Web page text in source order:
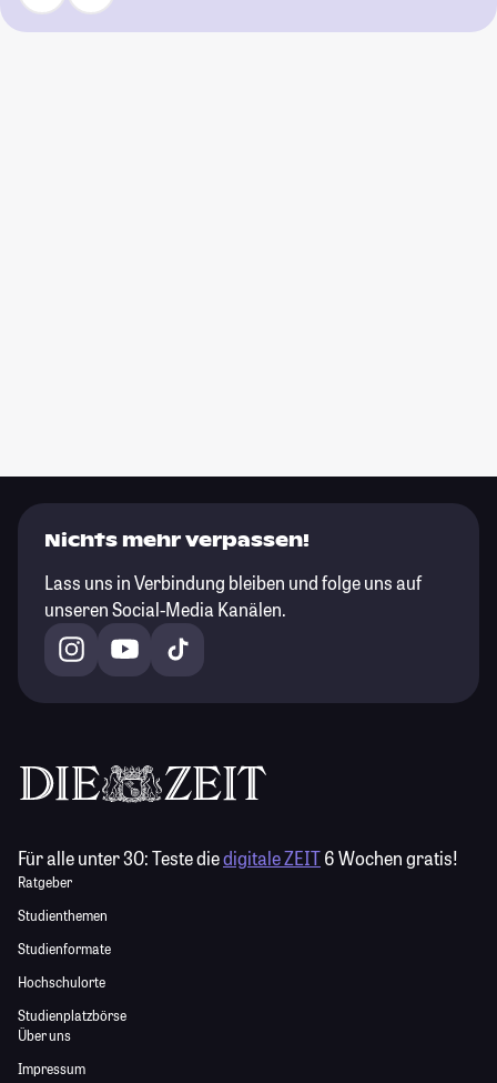
Nichts mehr verpassen!
Lass uns in Verbindung bleiben und folge uns auf
unseren Social-Media Kanälen.
Für alle unter 30:Teste diedigitale ZEIT6 Wochen gratis!
Ratgeber
Studienthemen
Studienformate
Hochschulorte
Studienplatzbörse
Über uns
Impressum